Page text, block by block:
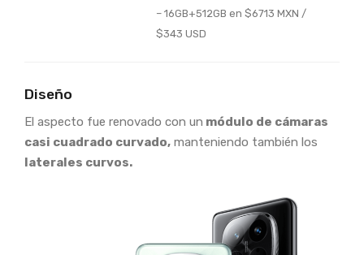
– 16GB+512GB en $6713 MXN /
$343 USD
Diseño
El aspecto fue renovado con un módulo de cámaras
casi cuadrado curvado, manteniendo también los
laterales curvos.